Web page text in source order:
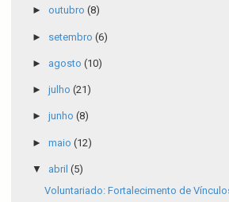
► outubro (8)
► setembro (6)
► agosto (10)
► julho (21)
► junho (8)
► maio (12)
▼ abril (5)
Voluntariado: Fortalecimento de